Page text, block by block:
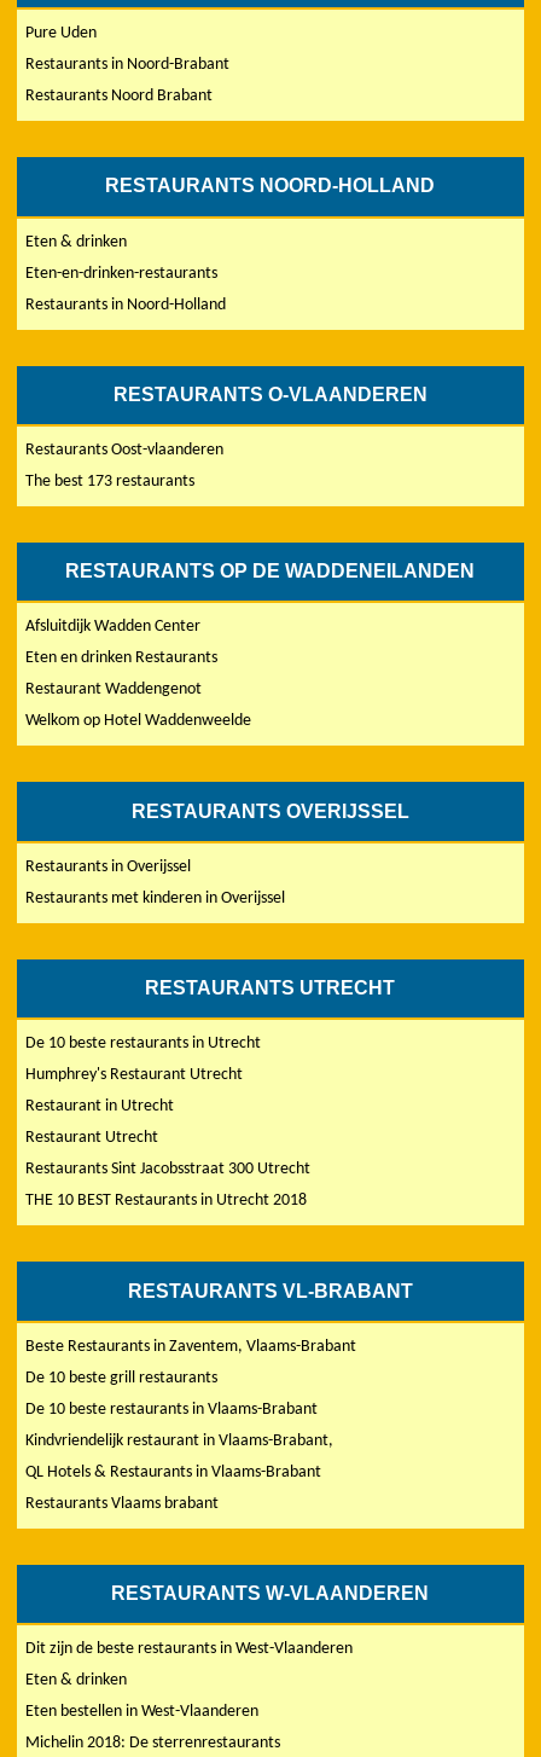
Pure Uden
Restaurants in Noord-Brabant
Restaurants Noord Brabant
RESTAURANTS NOORD-HOLLAND
Eten & drinken
Eten-en-drinken-restaurants
Restaurants in Noord-Holland
RESTAURANTS O-VLAANDEREN
Restaurants Oost-vlaanderen
The best 173 restaurants
RESTAURANTS OP DE WADDENEILANDEN
Afsluitdijk Wadden Center
Eten en drinken Restaurants
Restaurant Waddengenot
Welkom op Hotel Waddenweelde
RESTAURANTS OVERIJSSEL
Restaurants in Overijssel
Restaurants met kinderen in Overijssel
RESTAURANTS UTRECHT
De 10 beste restaurants in Utrecht
Humphrey's Restaurant Utrecht
Restaurant in Utrecht
Restaurant Utrecht
Restaurants Sint Jacobsstraat 300 Utrecht
THE 10 BEST Restaurants in Utrecht 2018
RESTAURANTS VL-BRABANT
Beste Restaurants in Zaventem, Vlaams-Brabant
De 10 beste grill restaurants
De 10 beste restaurants in Vlaams-Brabant
Kindvriendelijk restaurant in Vlaams-Brabant,
QL Hotels & Restaurants in Vlaams-Brabant
Restaurants Vlaams brabant
RESTAURANTS W-VLAANDEREN
Dit zijn de beste restaurants in West-Vlaanderen
Eten & drinken
Eten bestellen in West-Vlaanderen
Michelin 2018: De sterrenrestaurants